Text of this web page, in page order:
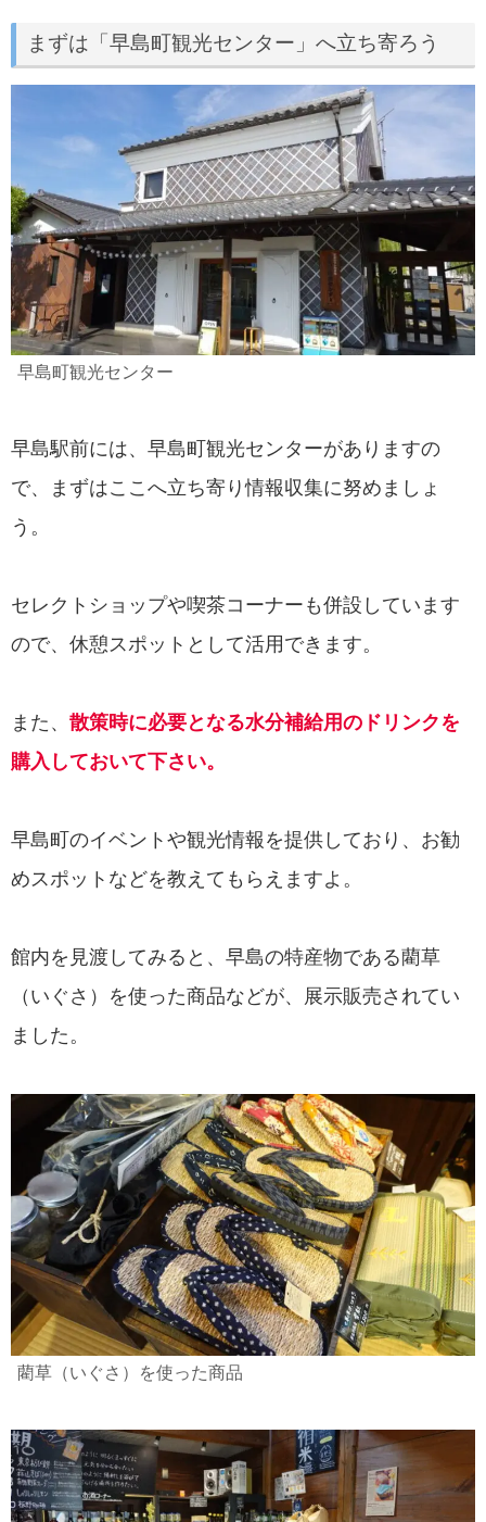
まずは「早島町観光センター」へ立ち寄ろう
早島町観光センター
早島駅前には、早島町観光センターがありますの
で、まずはここへ立ち寄り情報収集に努めましょ
う。
セレクトショップや喫茶コーナーも併設しています
ので、休憩スポットとして活用できます。
また、 散策時に必要となる水分補給用のドリンクを
購入しておいて下さい。
早島町のイベントや観光情報を提供しており、お勧
めスポットなどを教えてもらえますよ。
館内を見渡してみると、早島の特産物である藺草
（いぐさ）を使った商品などが、展示販売されてい
ました。
藺草（いぐさ）を使った商品